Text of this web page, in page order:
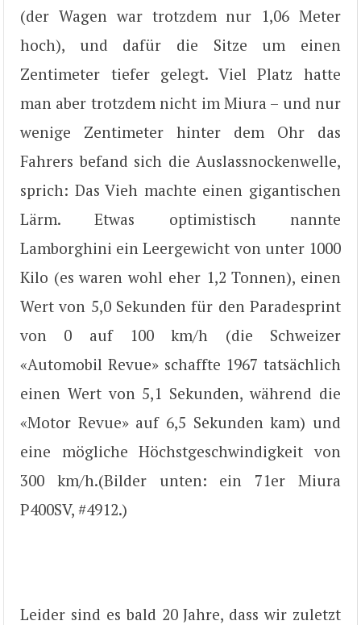
(der Wagen war trotzdem nur 1,06 Meter
hoch), und dafür die Sitze um einen
Zentimeter tiefer gelegt. Viel Platz hatte
man aber trotzdem nicht im Miura – und nur
wenige Zentimeter hinter dem Ohr das
Fahrers befand sich die Auslassnockenwelle,
sprich: Das Vieh machte einen gigantischen
Lärm. Etwas optimistisch nannte
Lamborghini ein Leergewicht von unter 1000
Kilo (es waren wohl eher 1,2 Tonnen), einen
Wert von 5,0 Sekunden für den Paradesprint
von 0 auf 100 km/h (die Schweizer
«Automobil Revue» schaffte 1967 tatsächlich
einen Wert von 5,1 Sekunden, während die
«Motor Revue» auf 6,5 Sekunden kam) und
eine mögliche Höchstgeschwindigkeit von
300 km/h.(Bilder unten: ein 71er Miura
P400SV, #4912.)
Leider sind es bald 20 Jahre, dass wir zuletzt